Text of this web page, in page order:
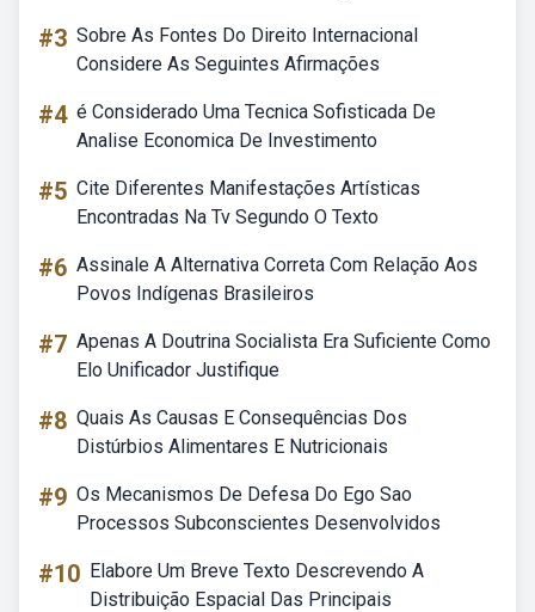
#3 Sobre As Fontes Do Direito Internacional
Considere As Seguintes Afirmações
#4 é Considerado Uma Tecnica Sofisticada De
Analise Economica De Investimento
#5 Cite Diferentes Manifestações Artísticas
Encontradas Na Tv Segundo O Texto
#6 Assinale A Alternativa Correta Com Relação Aos
Povos Indígenas Brasileiros
#7 Apenas A Doutrina Socialista Era Suficiente Como
Elo Unificador Justifique
#8 Quais As Causas E Consequências Dos
Distúrbios Alimentares E Nutricionais
#9 Os Mecanismos De Defesa Do Ego Sao
Processos Subconscientes Desenvolvidos
#10 Elabore Um Breve Texto Descrevendo A
Distribuição Espacial Das Principais